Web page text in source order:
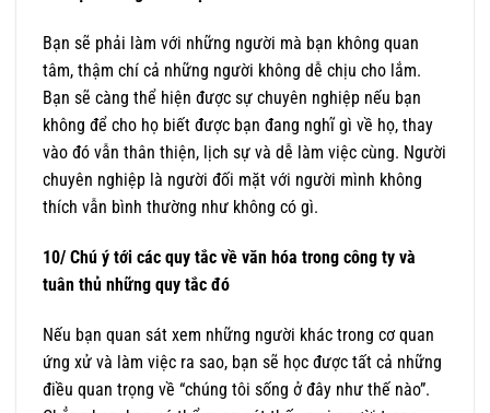
Bạn sẽ phải làm với những người mà bạn không quan
tâm, thậm chí cả những người không dễ chịu cho lắm.
Bạn sẽ càng thể hiện được sự chuyên nghiệp nếu bạn
không để cho họ biết được bạn đang nghĩ gì về họ, thay
vào đó vẫn thân thiện, lịch sự và dễ làm việc cùng. Người
chuyên nghiệp là người đối mặt với người mình không
thích vẫn bình thường như không có gì.
10/ Chú ý tới các quy tắc về văn hóa trong công ty và
tuân thủ những quy tắc đó
Nếu bạn quan sát xem những người khác trong cơ quan
ứng xử và làm việc ra sao, bạn sẽ học được tất cả những
điều quan trọng về “chúng tôi sống ở đây như thế nào”.